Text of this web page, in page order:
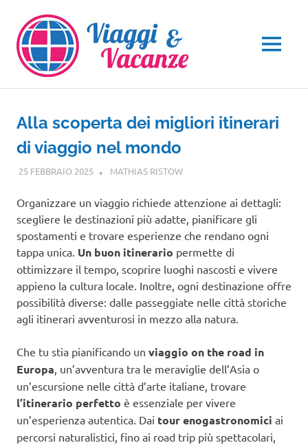
contenuto
MENU
Alla scoperta dei migliori itinerari
di viaggio nel mondo
25 FEBBRAIO 2025 MATHIAS RISTOWGUIDE
Organizzare un viaggio richiede attenzione ai dettagli:
scegliere le destinazioni più adatte, pianificare gli
spostamenti e trovare esperienze che rendano ogni
tappa unica. Un buon itinerario permette di
ottimizzare il tempo, scoprire luoghi nascosti e vivere
appieno la cultura locale. Inoltre, ogni destinazione offre
possibilità diverse: dalle passeggiate nelle città storiche
agli itinerari avventurosi in mezzo alla natura.
Che tu stia pianificando un viaggio on the road in
Europa, un’avventura tra le meraviglie dell’Asia o
un’escursione nelle città d’arte italiane, trovare
l’itinerario perfetto è essenziale per vivere
un’esperienza autentica. Dai tour enogastronomici ai
percorsi naturalistici, fino ai road trip più spettacolari,